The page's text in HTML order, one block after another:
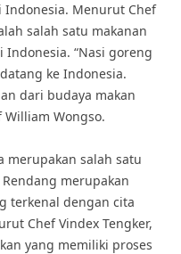
Menurut Chef
salah satu makanan
“Nasi goreng
ke Indonesia.
dari budaya makan
William Wongso.
merupakan salah satu
merupakan
terkenal dengan cita
Chef Vindex Tengker,
yang memiliki proses